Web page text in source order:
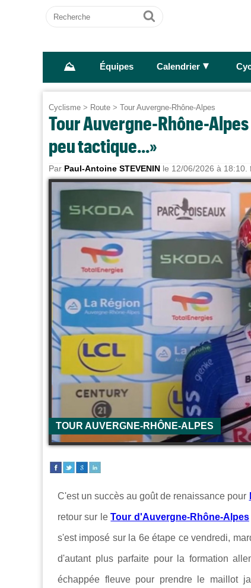
Recherche
Ok
⛰ Équipes Calendrier ►
Cyclisme > Route > Tour Auvergne-Rhône-Alpes
Tour Auvergne-Rhône-
peu tactique...»
Par Paul-Antoine STEVENIN le 12/06/2026 à 18:10.
TOUR AUVERGNE-RHÔNE-ALPES
C'est un succès au goût de renaissance pour
retour sur leTour d'Auvergne-Rhône-Alpes
s'est imposé sur la 6e étape ce vendredi,
d'autant plus parfaite pour la formation
échappée fleuve pour prendre le maillot